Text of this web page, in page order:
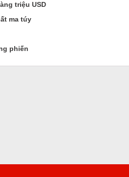
triệu USD
ma túy
phiến